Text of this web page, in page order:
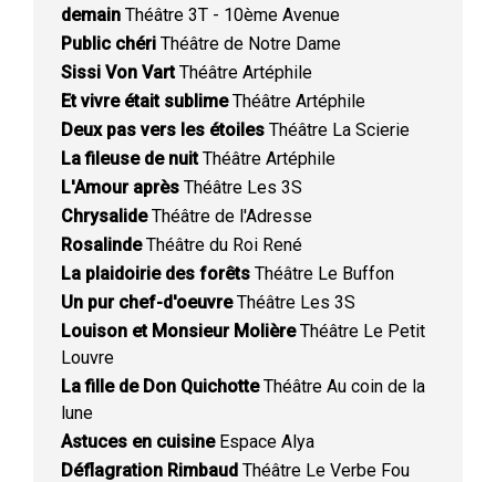
demain Théâtre 3T - 10ème Avenue
Public chéri Théâtre de Notre Dame
Sissi Von VartThéâtre Artéphile
Et vivre était sublimeThéâtre Artéphile
Deux pas vers les étoiles Théâtre La Scierie
La fileuse de nuitThéâtre Artéphile
L'Amour après Théâtre Les 3S
ChrysalideThéâtre de l'Adresse
RosalindeThéâtre du Roi René
La plaidoirie des forêts Théâtre Le Buffon
Un pur chef-d'oeuvreThéâtre Les 3S
Louison et Monsieur MolièreThéâtre Le Petit
Louvre
La fille de Don QuichotteThéâtre Au coin de la
lune
Astuces en cuisineEspace Alya
Déflagration Rimbaud Théâtre Le Verbe Fou